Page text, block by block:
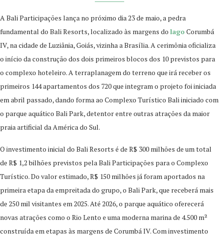
A Bali Participações lança no próximo dia 23 de maio, a pedra
fundamental do Bali Resorts, localizado às margens do lago Corumbá
IV, na cidade de Luziânia, Goiás, vizinha a Brasília. A cerimônia oficializa
o início da construção dos dois primeiros blocos dos 10 previstos para
o complexo hoteleiro. A terraplanagem do terreno que irá receber os
primeiros 144 apartamentos dos 720 que integram o projeto foi iniciada
em abril passado, dando forma ao Complexo Turístico Bali iniciado com
o parque aquático Bali Park, detentor entre outras atrações da maior
praia artificial da América do Sul.
O investimento inicial do Bali Resorts é de R$ 300 milhões de um total
de R$ 1,2 bilhões previstos pela Bali Participações para o Complexo
Turístico. Do valor estimado, R$ 150 milhões já foram aportados na
primeira etapa da empreitada do grupo, o Bali Park, que receberá mais
de 250 mil visitantes em 2025. Até 2026, o parque aquático oferecerá
novas atrações como o Rio Lento e uma moderna marina de 4.500 m²
construída em etapas às margens de Corumbá IV. Com investimento